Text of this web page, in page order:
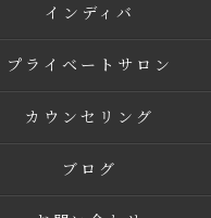
インディバ
プライベートサロン
カウンセリング
ブログ